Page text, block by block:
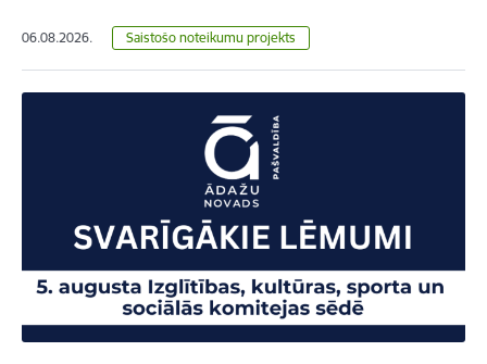
06.08.2026. Saistošo noteikumu projekts